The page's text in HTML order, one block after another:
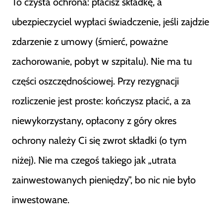
ubezpieczyciel wypłaci świadczenie, jeśli zajdzie
zdarzenie z umowy (śmierć, poważne
zachorowanie, pobyt w szpitalu). Nie ma tu
części oszczędnościowej. Przy rezygnacji
rozliczenie jest proste: kończysz płacić, a za
niewykorzystany, opłacony z góry okres
ochrony należy Ci się zwrot składki (o tym
niżej). Nie ma czegoś takiego jak „utrata
zainwestowanych pieniędzy”, bo nic nie było
inwestowane.